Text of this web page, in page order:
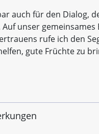
auch für den Dialog,
unser
rufe ich den
gute Früchte zu